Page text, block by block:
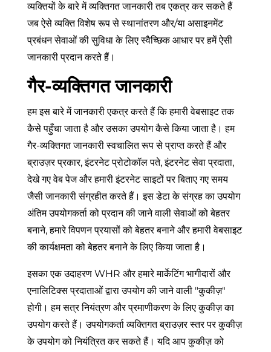
व्यक्तियों के बारे में व्यक्तिगत जानकारी तब एकत्र कर सकते हैं
जब ऐसे व्यक्ति विशेष रूप से स्थानांतरण और/या असाइनमेंट
प्रबंधन सेवाओं की सुविधा के लिए स्वैच्छिक आधार पर हमें ऐसी
जानकारी प्रदान करते हैं।
गैर-व्यक्तिगत जानकारी
हम इस बारे में जानकारी एकत्र करते हैं कि हमारी वेबसाइट तक
कैसे पहुँचा जाता है और उसका उपयोग कैसे किया जाता है। हम
गैर-व्यक्तिगत जानकारी स्वचालित रूप से प्राप्त करते हैं और
ब्राउज़र प्रकार, इंटरनेट प्रोटोकॉल पते, इंटरनेट सेवा प्रदाता,
देखे गए वेब पेज और हमारी इंटरनेट साइटों पर बिताए गए समय
जैसी जानकारी संग्रहीत करते हैं। इस डेटा के संग्रह का उपयोग
अंतिम उपयोगकर्ता को प्रदान की जाने वाली सेवाओं को बेहतर
बनाने, हमारे विपणन प्रयासों को बेहतर बनाने और हमारी वेबसाइट
की कार्यक्षमता को बेहतर बनाने के लिए किया जाता है।
इसका एक उदाहरण WHR और हमारे मार्केटिंग भागीदारों और
एनालिटिक्स प्रदाताओं द्वारा उपयोग की जाने वाली "कुकीज़"
होगी। हम सत्र नियंत्रण और प्रमाणीकरण के लिए कुकीज़ का
उपयोग करते हैं। उपयोगकर्ता व्यक्तिगत ब्राउज़र स्तर पर कुकीज़
के उपयोग को नियंत्रित कर सकते हैं। यदि आप कुकीज़ को